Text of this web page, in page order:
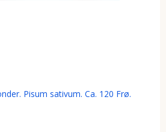
Pisum sativum. Ca. 120 Frø.